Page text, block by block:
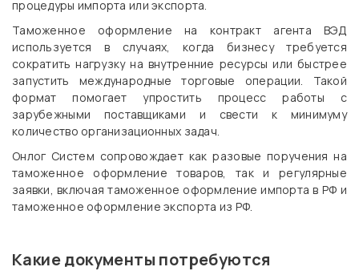
процедуры импорта или экспорта.
Таможенное оформление на контракт агента ВЭД
используется в случаях, когда бизнесу требуется
сократить нагрузку на внутренние ресурсы или быстрее
запустить международные торговые операции. Такой
формат помогает упростить процесс работы с
зарубежными поставщиками и свести к минимуму
количество организационных задач.
Онлог Систем сопровождает как разовые поручения на
таможенное оформление товаров, так и регулярные
заявки, включая таможенное оформление импорта в РФ и
таможенное оформление экспорта из РФ.
Какие документы потребуются